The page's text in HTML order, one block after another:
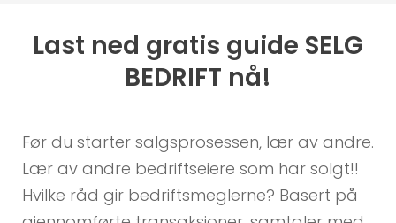
Last ned gratis guide SELG
BEDRIFT nå!
Før du starter salgsprosessen, lær av andre.
Lær av andre bedriftseiere som har solgt!!
Hvilke råd gir bedriftsmeglerne? Basert på